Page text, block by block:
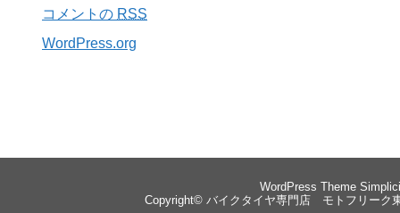
コメントの RSS
WordPress.org
WordPress Theme
Copyright© バイクタイヤ専門店 モトフリーク